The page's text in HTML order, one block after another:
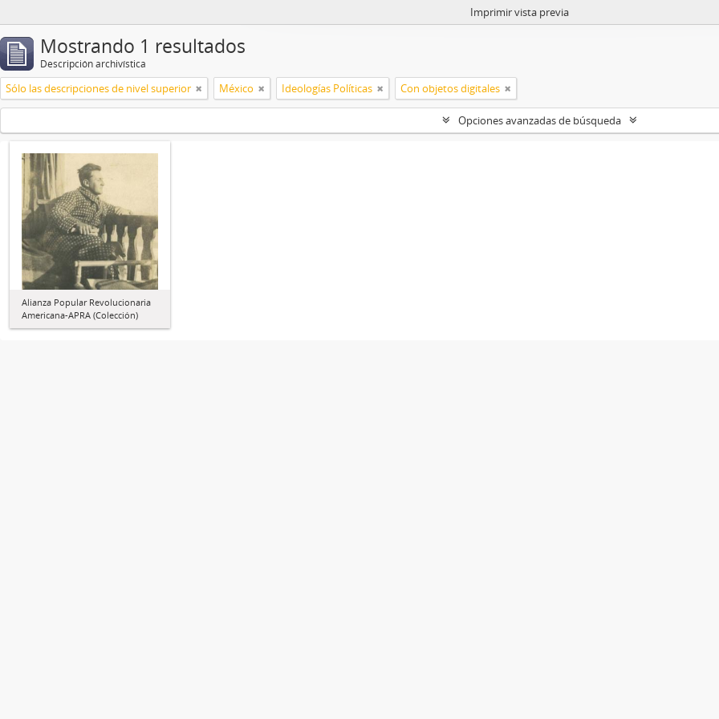
Imprimir vista previa
Mostrando 1 resultados
Descripción archivística
Sólo las descripciones de nivel superior México Ideologías Políticas Con objetos digitales
Opciones avanzadas de búsqueda
Alianza Popular Revolucionaria
Americana-APRA (Colección)